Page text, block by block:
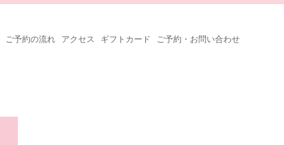
ご予約の流れ アクセス ギフトカード ご予約・お問い合わせ